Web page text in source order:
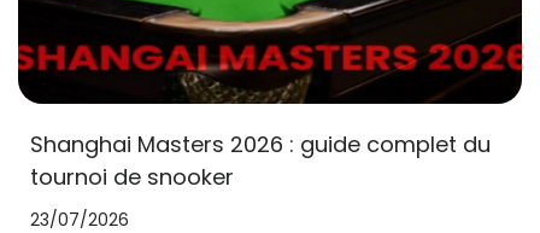
Shanghai Masters 2026 : guide complet du
tournoi de snooker
23/07/2026